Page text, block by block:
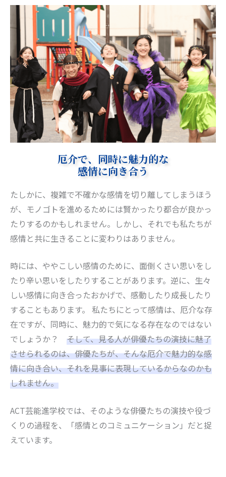
厄介で、同時に魅力的な
感情に向き合う
たしかに、複雑で不確かな感情を切り離してしまうほう
が、モノゴトを進めるためには賢かったり都合が良かっ
たりするのかもしれません。しかし、それでも私たちが
感情と共に生きることに変わりはありません。
時には、ややこしい感情のために、面倒くさい思いをし
たり辛い思いをしたりすることがあります。逆に、生々
しい感情に向き合ったおかげで、感動したり成長したり
することもあります。 私たちにとって感情は、厄介な存
在ですが、同時に、魅力的で気になる存在なのではない
でしょうか？ そして、見る人が俳優たちの演技に魅了
させられるのは、俳優たちが、そんな厄介で魅力的な感
情に向き合い、それを見事に表現しているからなのかも
しれません。
ACT芸能進学校では、そのような俳優たちの演技や役づ
くりの過程を、「感情とのコミュニケーション」だと捉
えています。